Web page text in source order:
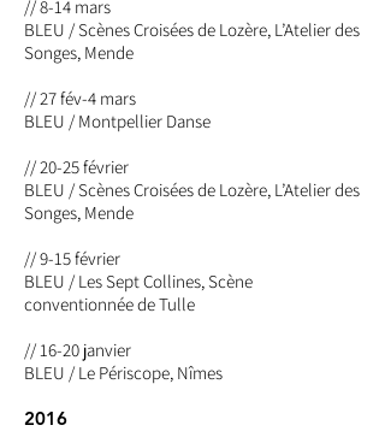
// 8-14 mars
BLEU / Scènes Croisées de Lozère, L’Atelier des
Songes, Mende
// 27 fév-4 mars
BLEU / Montpellier Danse
// 20-25 février
BLEU / Scènes Croisées de Lozère, L’Atelier des
Songes, Mende
// 9-15 février
BLEU / Les Sept Collines, Scène
conventionnée de Tulle
// 16-20 janvier
BLEU / Le Périscope, Nîmes
2016